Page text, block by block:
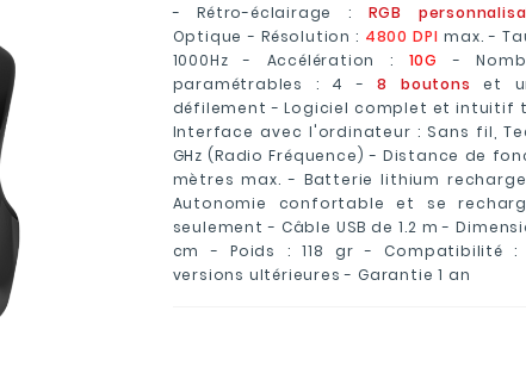
- Rétro-éclairage : RGB
Optique - Résolution : 4800 DPI max. -
1000Hz - Accélération : 10G
-
paramétrables : 4 -8 boutons et
défilement - Logiciel complet et intuitif
Interface avec l'ordinateur : Sans fil,
GHz (Radio Fréquence) - Distance de
mètres max. - Batterie lithium
Autonomie confortable et se
seulement - Câble USB de 1.2 m -
cm - Poids : 118 gr - Compatibilité :
versions ultérieures - Garantie 1 an